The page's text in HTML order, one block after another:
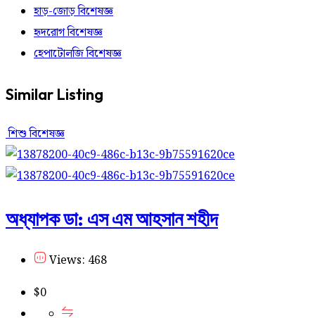
হাড়-জোড় বিশেষজ্ঞ
হৃদরোগ বিশেষজ্ঞ
হেপাটোলজি বিশেষজ্ঞ
Similar Listing
শিশু বিশেষজ্ঞ
অধ্যাপক ডা: এস এম আহসান শহীদ
Views: 468
$0